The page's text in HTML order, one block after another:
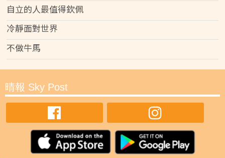
自立的人最值得欽佩
冷靜面對世界
不做牛馬
晴報 Sky Post